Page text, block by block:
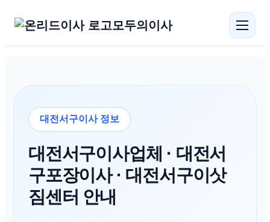
모두의이사
대전서구이사 정보
대전서구이사업체 · 대전서
구포장이사 · 대전서구이삿
짐센터 안내